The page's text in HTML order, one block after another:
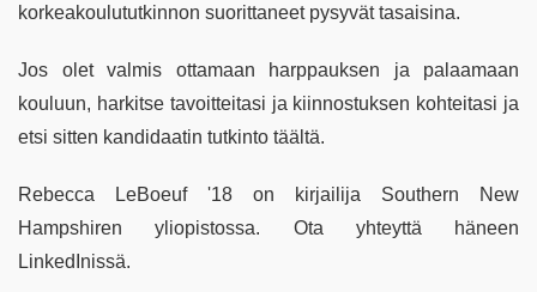
korkeakoulututkinnon suorittaneet pysyvät tasaisina.
Jos olet valmis ottamaan harppauksen ja palaamaan
kouluun, harkitse tavoitteitasi ja kiinnostuksen kohteitasi ja
etsi sitten kandidaatin tutkinto täältä.
Rebecca LeBoeuf '18 on kirjailija Southern New
Hampshiren yliopistossa. Ota yhteyttä häneen
LinkedInissä.